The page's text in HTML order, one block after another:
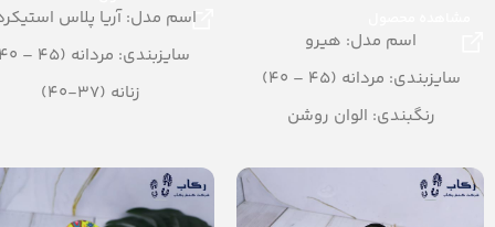
اسم مدل: هیرو
سایزبندی: مردانه (45 – 40)
رنگبندی: الوان روشن
جنس: Airblowing
اسم مدل: آریا پلاس
سایزبندی: مردانه (45 – 40)
زنانه (37-40)
تعداد در کارتن: 16 جفت
جنس: SOFT EVA